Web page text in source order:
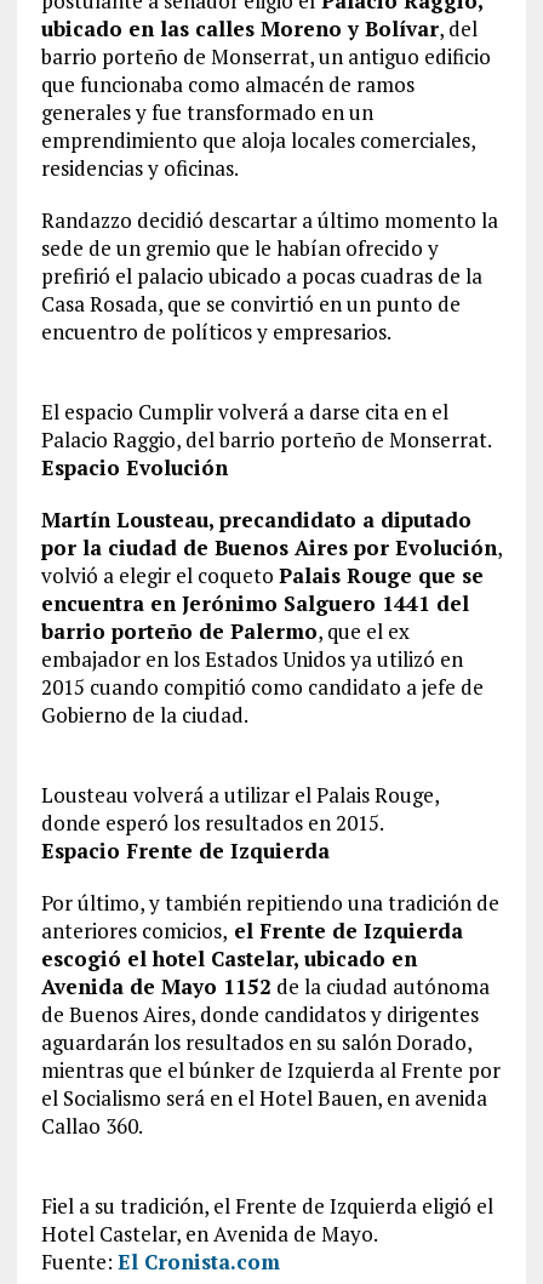
ubicado en las calles Moreno y Bolívar, del
barrio porteño de Monserrat, un antiguo edificio
que funcionaba como almacén de ramos
generales y fue transformado en un
emprendimiento que aloja locales comerciales,
residencias y oficinas.
Randazzo decidió descartar a último momento la
sede de un gremio que le habían ofrecido y
prefirió el palacio ubicado a pocas cuadras de la
Casa Rosada, que se convirtió en un punto de
encuentro de políticos y empresarios.
El espacio Cumplir volverá a darse cita en el
Palacio Raggio, del barrio porteño de Monserrat.
Espacio Evolución
Martín Lousteau, precandidato a diputado
por la ciudad de Buenos Aires por Evolución,
volvió a elegir el coqueto Palais Rouge que se
encuentra en Jerónimo Salguero 1441 del
barrio porteño de Palermo, que el ex
embajador en los Estados Unidos ya utilizó en
2015 cuando compitió como candidato a jefe de
Gobierno de la ciudad.
Lousteau volverá a utilizar el Palais Rouge,
donde esperó los resultados en 2015.
Espacio Frente de Izquierda
Por último, y también repitiendo una tradición de
anteriores comicios, el Frente de Izquierda
escogió el hotel Castelar, ubicado en
Avenida de Mayo 1152 de la ciudad autónoma
de Buenos Aires, donde candidatos y dirigentes
aguardarán los resultados en su salón Dorado,
mientras que el búnker de Izquierda al Frente por
el Socialismo será en el Hotel Bauen, en avenida
Callao 360.
Fiel a su tradición, el Frente de Izquierda eligió el
Hotel Castelar, en Avenida de Mayo.
Fuente: El Cronista.com